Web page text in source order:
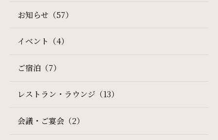
お知らせ
よくある質問
お知らせ（57）
イベント（4）
ご宿泊（7）
レストラン・ラウンジ（13）
会議・ご宴会（2）